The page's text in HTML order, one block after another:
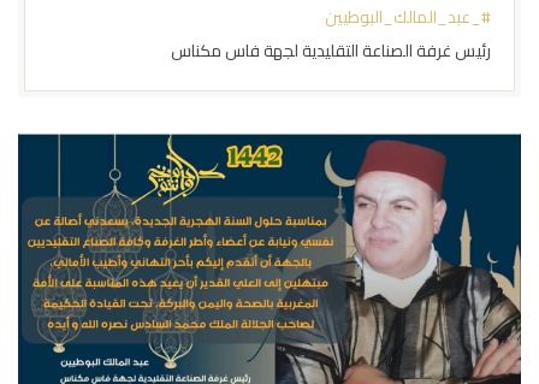
#_عبد_المالك_البوطيين
رئيس غرفة الصناعة التقليدية لجهة فاس مكناس